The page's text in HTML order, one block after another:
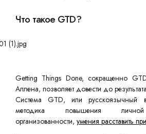
Что такое GTD?
Getting Things Done, сокращенно
Аллена, позволяет довести до
Система GTD, или
методика повышения личной
организованности, умения расставить